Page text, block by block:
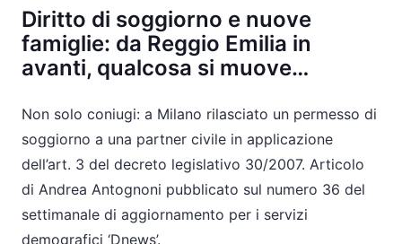
Diritto di soggiorno e nuove
famiglie: da Reggio Emilia in
avanti, qualcosa si muove…
Non solo coniugi: a Milano rilasciato un permesso di
soggiorno a una partner civile in applicazione
dell’art. 3 del decreto legislativo 30/2007. Articolo
di Andrea Antognoni pubblicato sul numero 36 del
settimanale di aggiornamento per i servizi
demografici ‘Dnews’.